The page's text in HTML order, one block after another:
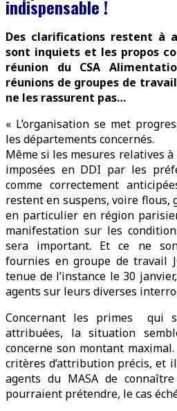
indispensable !
Des clarifications restent à
sont inquiets et les propos
réunion du CSA
réunions de groupes de
ne les rassurent pas…
« L’organisation se met
les départements concernés.
Même si les mesures relatives à
imposées en DDI par les
comme correctement
restent en suspens, voire flous,
en particulier en région
manifestation sur les
sera important. Et ce ne
fournies en groupe de travail
tenue de l’instance le 30
agents sur leurs diverses
Concernant les primes qui
attribuées, la situation
concerne son montant
critères d’attribution précis, et
agents du MASA de
pourraient prétendre, le cas